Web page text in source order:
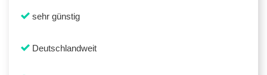
sehr günstig
Deutschlandweit